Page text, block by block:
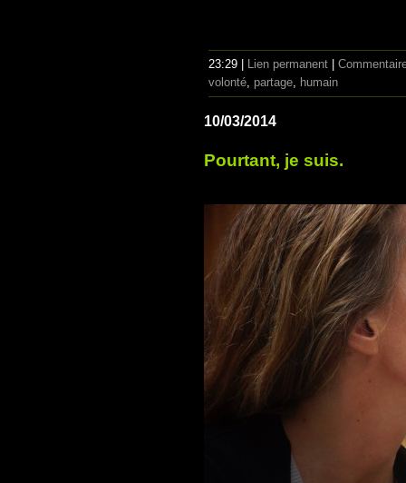
23:29 | Lien permanent |
volonté partage humain
10/03/2014
Pourtant, je suis.